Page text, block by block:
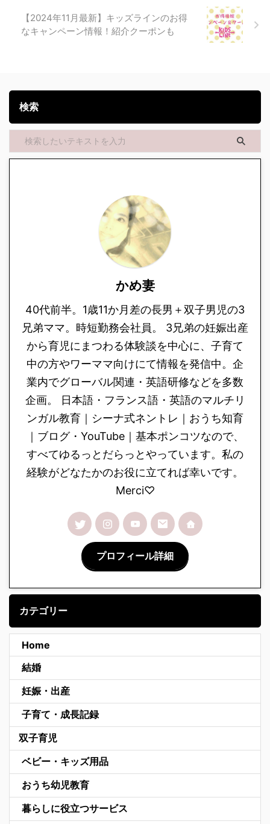
【2024年11月最新】キッズラインのお得
なキャンペーン情報！紹介クーポンも
検索
かめ妻
40代前半。1歳11か月差の長男＋双子男児の3
兄弟ママ。時短勤務会社員。 3兄弟の妊娠出産
から育児にまつわる体験談を中心に、子育て
中の方やワーママ向けにて情報を発信中。企
業内でグローバル関連・英語研修などを多数
企画。 日本語・フランス語・英語のマルチリ
ンガル教育｜シーナ式ネントレ｜おうち知育
｜ブログ・YouTube｜基本ポンコツなので、
すべてゆるっとだらっとやっています。私の
経験がどなたかのお役に立てれば幸いです。
Merci♡
プロフィール詳細
カテゴリー
Home
結婚
妊娠・出産
子育て・成長記録
双子育児
ベビー・キッズ用品
おうち幼児教育
暮らしに役立つサービス